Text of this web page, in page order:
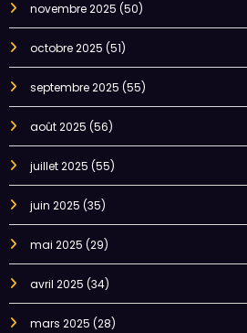
novembre 2025 (50)
octobre 2025 (51)
septembre 2025 (55)
août 2025 (56)
juillet 2025 (55)
juin 2025 (35)
mai 2025 (29)
avril 2025 (34)
mars 2025 (28)